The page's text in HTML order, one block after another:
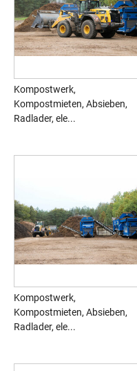
Kompostwerk,
Kompostmieten, Absieben,
Radlader, ele...
Kompostwerk,
Kompostmieten, Absieben,
Radlader, ele...